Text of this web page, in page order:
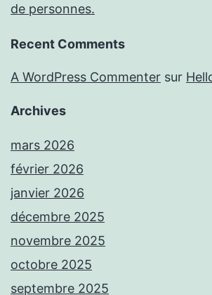
de personnes.
Recent Comments
A WordPress Commenter sur
Archives
mars 2026
février 2026
janvier 2026
décembre 2025
novembre 2025
octobre 2025
septembre 2025